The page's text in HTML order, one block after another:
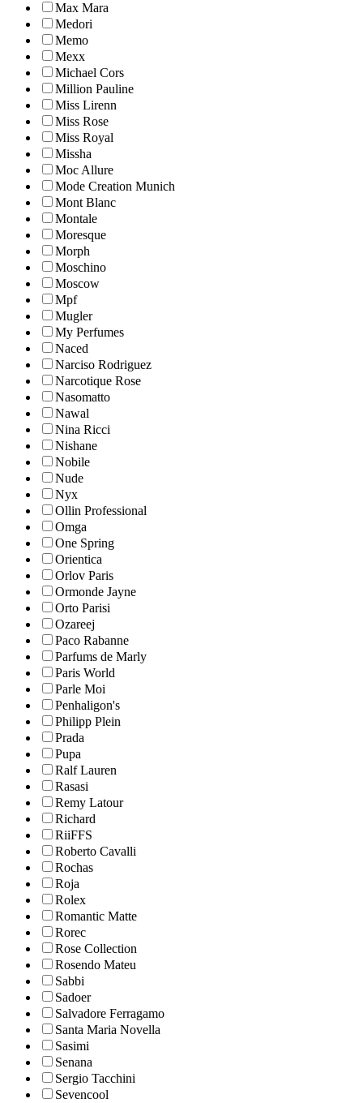
Max Mara
Medori
Memo
Mexx
Michael Cors
Million Pauline
Miss Lirenn
Miss Rose
Miss Royal
Missha
Moc Allure
Mode Creation Munich
Mont Blanc
Montale
Moresque
Morph
Moschino
Moscow
Mpf
Mugler
My Perfumes
Naced
Narciso Rodriguez
Narcotique Rose
Nasomatto
Nawal
Nina Ricci
Nishane
Nobile
Nude
Nyx
Ollin Professional
Omga
One Spring
Orientica
Orlov Paris
Ormonde Jayne
Orto Parisi
Ozareej
Paco Rabanne
Parfums de Marly
Paris World
Parle Moi
Penhaligon's
Philipp Plein
Prada
Pupa
Ralf Lauren
Rasasi
Remy Latour
Richard
RiiFFS
Roberto Cavalli
Rochas
Roja
Rolex
Romantic Matte
Rorec
Rose Collection
Rosendo Mateu
Sabbi
Sadoer
Salvadore Ferragamo
Santa Maria Novella
Sasimi
Senana
Sergio Tacchini
Sevencool